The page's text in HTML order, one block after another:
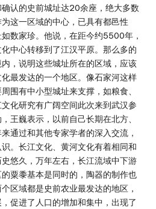
认的史前城址达20余座，绝大多数
这一区域的中心，已具有都邑性
数家珍。他说，在距今约5500年，
中心转移到了江汉平原。那么多的
，说明这些城址所在的区域，应该
最发达的一个地区。像石家河这样
围有中小型城址来支撑，如粮食、
化研究有广阔空间此次来到武汉参
王巍表示，以前自己长期在北方、
通过和其他专家学者的深入交流，
。长江文化、黄河文化有着相同和
悠久，万年左右，长江流域中下游
粟黍基本是同时的，陶器的制作也
区域都是史前农业最发达的地区，
促进了人口的增加和集中，出现了